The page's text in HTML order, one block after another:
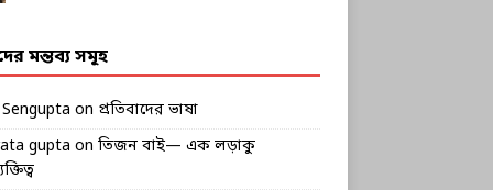
মন্তব্য সমূহ
on প্রতিবাদের ভাষা
gupta on তিজন বাই— এক লড়াকু